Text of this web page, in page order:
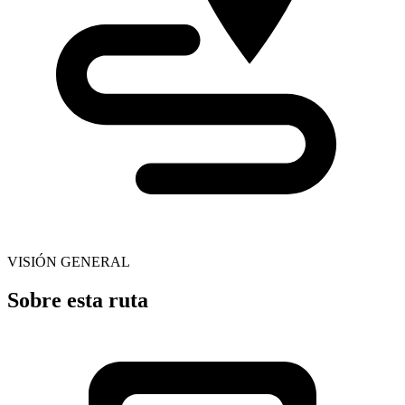
VISIÓN GENERAL
Sobre esta ruta